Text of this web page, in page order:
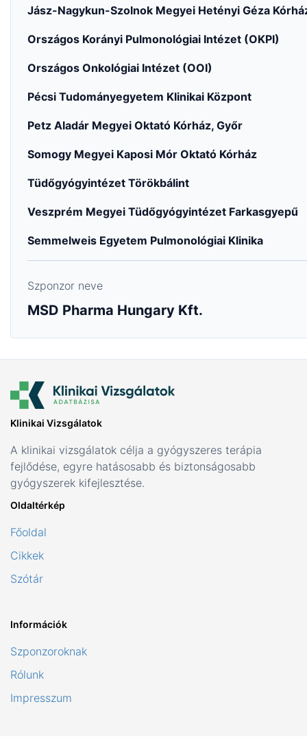
Jász-Nagykun-Szolnok Megyei Hetényi Géza
Országos Korányi Pulmonológiai Intézet (OKPI)
Országos Onkológiai Intézet (OOI)
Pécsi Tudományegyetem Klinikai Központ
Petz Aladár Megyei Oktató Kórház, Győr
Somogy Megyei Kaposi Mór Oktató Kórház
Tüdőgyógyintézet Törökbálint
Veszprém Megyei Tüdőgyógyintézet Farkasgyepű
Semmelweis Egyetem Pulmonológiai Klinika
Szponzor neve
MSD Pharma Hungary Kft.
Klinikai Vizsgálatok
A klinikai vizsgálatok célja a gyógyszeres terápia
fejlődése, egyre hatásosabb és biztonságosabb
gyógyszerek kifejlesztése.
Oldaltérkép
Főoldal
Cikkek
Szótár
Információk
Szponzoroknak
Rólunk
Impresszum